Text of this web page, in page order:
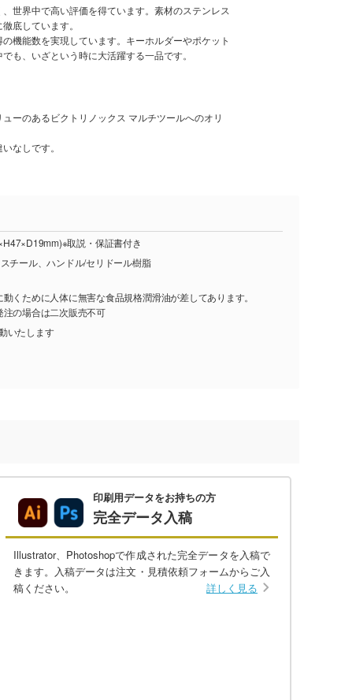
世界中で高い評価を得ています。素材のステンレス
底しています。
機能数を実現しています。キーホルダーやポケット
も、いざという時に大活躍する一品です。
ーのあるビクトリノックス マルチツールへのオリ
なしです。
取説・保証書付き
チール、ハンドル/セリドール樹脂
くために人体に無害な食品規格潤滑油が差してあります。
の場合は二次販売不可
いたします
印刷用データをお持ちの方
完全データ入稿
Illustrator、Photoshopで作成された完全データを入稿で
きます。入稿データは注文・見積依頼フォームからご入
稿ください。
詳しく見る